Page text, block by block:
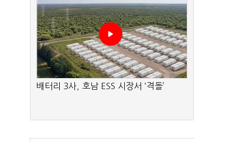
배터리 3사, 호남 ESS 시장서 ‘격돌’